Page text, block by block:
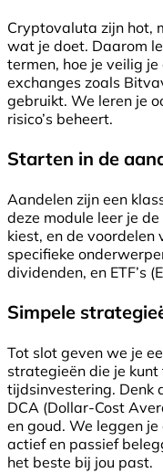
Cryptovaluta zijn hot,
wat je doet. Daarom
termen, hoe je veilig
exchanges zoals
gebruikt. We leren je
risico’s beheert.
Starten in de
Aandelen zijn een
deze module leer je
kiest, en de voordelen
specifieke
dividenden, en ETF’s
Simpele
Tot slot geven we je
strategieën die je
tijdsinvestering. Denk
DCA (Dollar-Cost
en goud. We leggen
actief en passief
het beste bij jou past.